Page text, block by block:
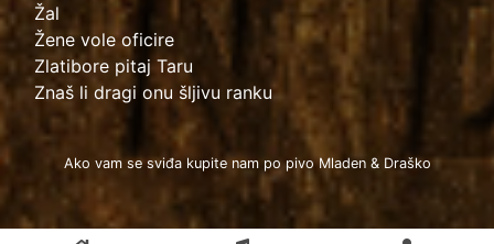
Žal
Žene vole oficire
Zlatibore pitaj Taru
Znaš li dragi onu šljivu ranku
Ako vam se sviđa kupite nam po pivo Mladen & Draško